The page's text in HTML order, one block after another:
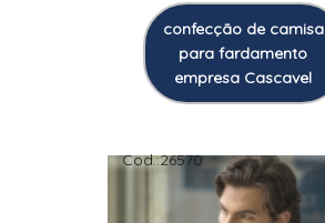
confecção de camisa
para fardamento
empresa Cascavel
Cod.:26570